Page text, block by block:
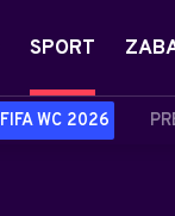
SPORT
FIFA WC 2026